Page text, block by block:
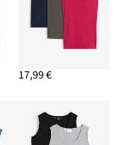
17,99 €